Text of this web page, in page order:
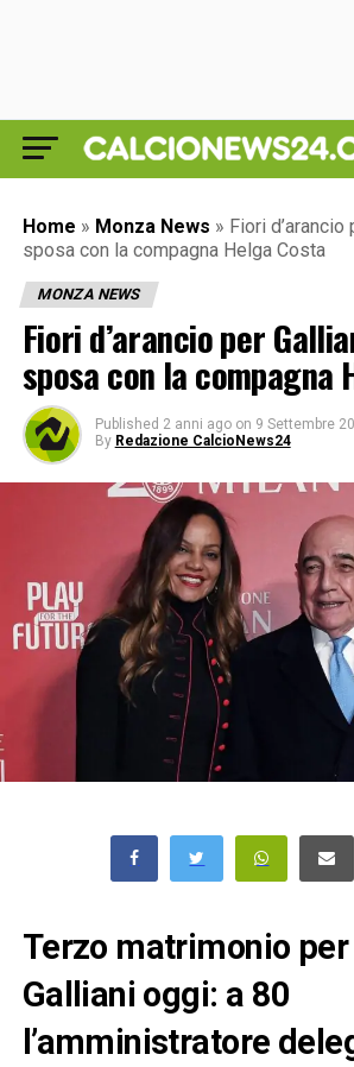
Home » Monza News » Fiori
sposa con la compagna Helga Costa
MONZA NEWS
Fiori d’arancio per
sposa con la compagna
Published 2 anni ago on 9 Settembre
By Redazione CalcioNews24
Terzo matrimonio
Galliani oggi: a 80
l’amministratore